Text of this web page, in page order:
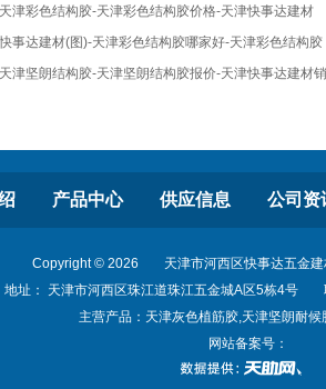
天津彩色结构胶-天津彩色结构胶价格-天津快事达建材
快事达建材(图)-天津彩色结构胶哪家好-天津彩色结构胶
天津坚朗结构胶-天津坚朗结构胶报价-天津快事达建材
产品中心 供应信息 公司资
Copyright © 2026 天津市河西区快事达五金
地址： 天津市河西区珠江道珠江五金城A区5栋4号
主营产品：天津灰色植筋胶,天津坚朗耐候
网站备案号：